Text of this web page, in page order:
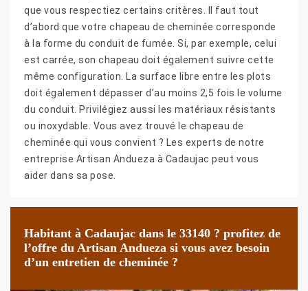
que vous respectiez certains critères. Il faut tout
d’abord que votre chapeau de cheminée corresponde
à la forme du conduit de fumée. Si, par exemple, celui
est carrée, son chapeau doit également suivre cette
même configuration. La surface libre entre les plots
doit également dépasser d’au moins 2,5 fois le volume
du conduit. Privilégiez aussi les matériaux résistants
ou inoxydable. Vous avez trouvé le chapeau de
cheminée qui vous convient ? Les experts de notre
entreprise Artisan Andueza à Cadaujac peut vous
aider dans sa pose.
Habitant à Cadaujac dans le 33140 ? profitez de
l’offre du Artisan Andueza si vous avez besoin
d’un entretien de cheminée ?